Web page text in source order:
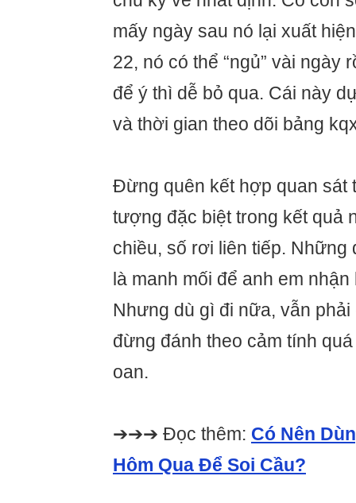
mấy ngày sau nó lại xuất
22, nó có thể “ngủ” vài ngày
để ý thì dễ bỏ qua. Cái này
và thời gian theo dõi bảng
Đừng quên kết hợp quan sát
tượng đặc biệt trong kết quả
chiều, số rơi liên tiếp. Những
là manh mối để anh em
Nhưng dù gì đi nữa, vẫn
đừng đánh theo cảm tính
oan.
➔➔➔ Đọc thêm: Có Nên
Hôm Qua Để Soi Cầu?